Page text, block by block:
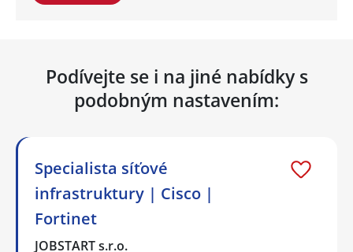
Podívejte se i na jiné nabídky s
podobným nastavením:
Specialista síťové
infrastruktury | Cisco |
Fortinet
JOBSTART s.r.o.